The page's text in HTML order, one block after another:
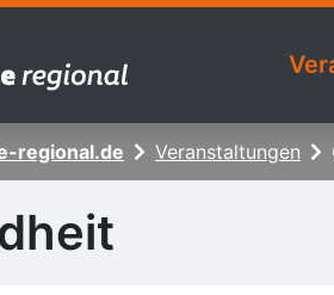
regional.de Veranstaltungen